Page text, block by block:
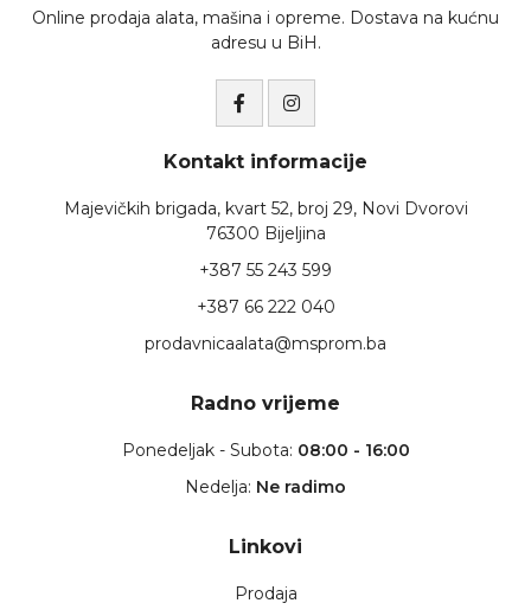
Online prodaja alata, mašina i opreme. Dostava na kućnu
adresu u BiH.
Kontakt informacije
Majevičkih brigada, kvart 52, broj 29, Novi Dvorovi
76300 Bijeljina
+387 55 243 599
+387 66 222 040
prodavnicaalata@msprom.ba
Radno vrijeme
Ponedeljak - Subota: 08:00 - 16:00
Nedelja: Ne radimo
Linkovi
Prodaja